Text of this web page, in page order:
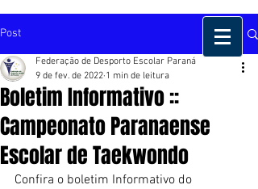
Post
Boletim Informativo ::
Campeonato Paranaense
Escolar de Taekwondo
Federação de Desporto Escolar Paraná
9 de fev. de 2022 1 min de leitura
Confira o boletim Informativo do